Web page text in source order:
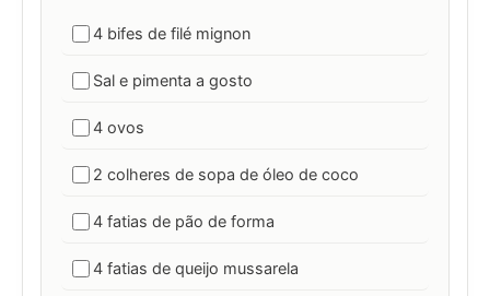
4 bifes de filé mignon
Sal e pimenta a gosto
4 ovos
2 colheres de sopa de óleo de coco
4 fatias de pão de forma
4 fatias de queijo mussarela